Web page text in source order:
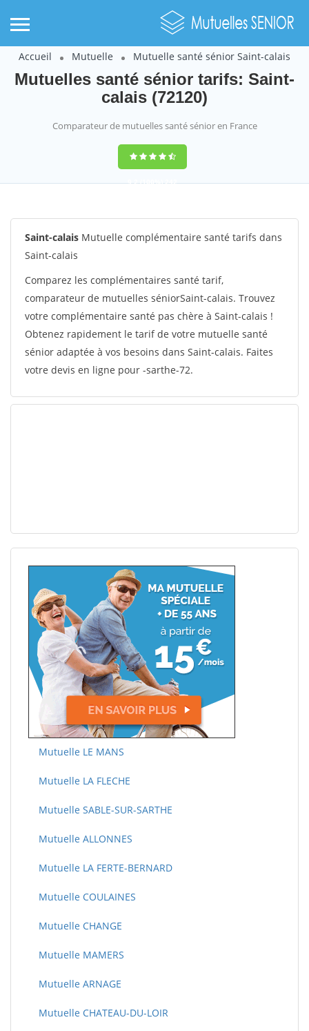
Accueil Mutuelle Mutuelle santé sénior Saint-calais
Mutuelles santé sénior tarifs: Saint-
calais (72120)
Comparateur de mutuelles santé sénior en France
9,2(100%)242
Saint-calais Mutuelle complémentaire santé tarifs dans
Saint-calais
Comparez les complémentaires santé tarif,
comparateur de mutuelles séniorSaint-calais. Trouvez
votre complémentaire santé pas chère à Saint-calais !
Obtenez rapidement le tarif de votre mutuelle santé
sénior adaptée à vos besoins dans Saint-calais. Faites
votre devis en ligne pour -sarthe-72.
Mutuelle LE MANS
Mutuelle LA FLECHE
Mutuelle SABLE-SUR-SARTHE
Mutuelle ALLONNES
Mutuelle LA FERTE-BERNARD
Mutuelle COULAINES
Mutuelle CHANGE
Mutuelle MAMERS
Mutuelle ARNAGE
Mutuelle CHATEAU-DU-LOIR